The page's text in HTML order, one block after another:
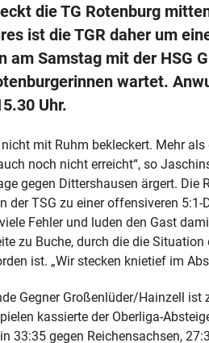
die TG Rotenburg
ist die TGR daher um
am Samstag mit der HSG
wartet.
Uhr.
mit Ruhm bekleckert. Mehr
noch nicht erreicht“, so
gegen Dittershausen ärgert. Die
der TSG zu einer offensiveren 5:1-
Fehler und luden den Gast
zu Buche, durch die die
ist. „Wir stecken knietief im
Gegner Großenlüder/Hainzell
kassierte der Oberliga-
33:35 gegen Reichensachsen,